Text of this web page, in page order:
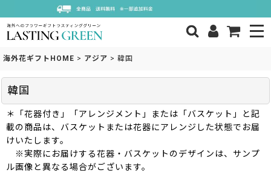
海外花ギフトHOME > アジア > 韓国
韓国
＊「花器付き」「アレンジメント」または「バスケット」と記
載の商品は、バスケットまたは花器にアレンジした状態でお届
けいたします。
※実際にお届けする花器・バスケットのデザインは、サンプ
ル画像と異なる場合がございます。